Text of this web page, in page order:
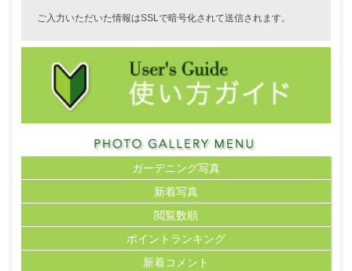
ご入力いただいた情報はSSLで暗号化されて送信されます。
ガーデニング写真
新着写真
閲覧数順
ポイント ランキング
新着コメント